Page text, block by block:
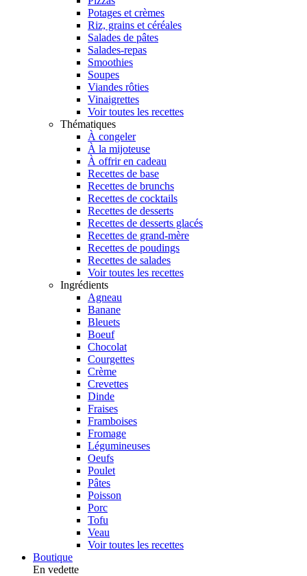
Potages et crèmes
Riz, grains et céréales
Salades de pâtes
Salades-repas
Smoothies
Soupes
Viandes rôties
Vinaigrettes
Voir toutes les recettes
Thématiques
À congeler
À la mijoteuse
À offrir en cadeau
Recettes de base
Recettes de brunchs
Recettes de cocktails
Recettes de desserts
Recettes de desserts glacés
Recettes de grand-mère
Recettes de poudings
Recettes de salades
Voir toutes les recettes
Ingrédients
Agneau
Banane
Bleuets
Boeuf
Chocolat
Courgettes
Crème
Crevettes
Dinde
Fraises
Framboises
Fromage
Légumineuses
Oeufs
Poulet
Pâtes
Poisson
Porc
Tofu
Veau
Voir toutes les recettes
Boutique
En vedette